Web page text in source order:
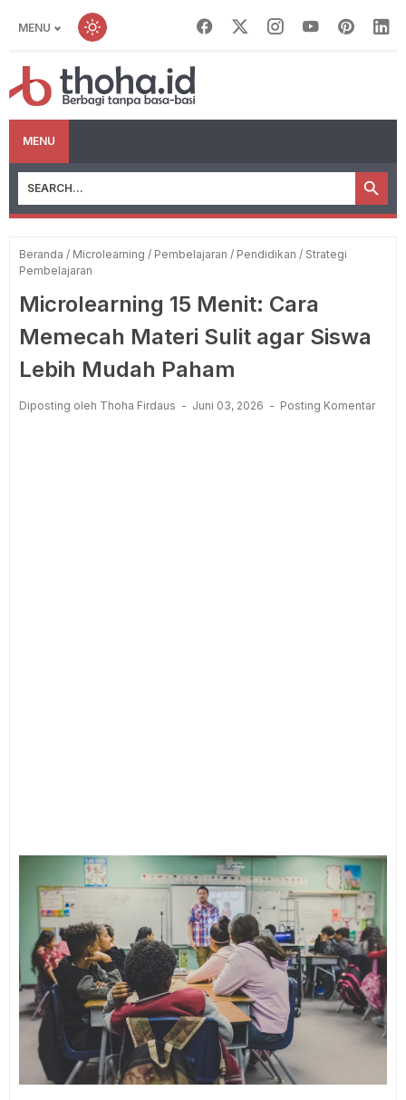
MENU
MENU
Beranda / Microlearning / Pembelajaran / Pendidikan / Strategi
Pembelajaran
Microlearning 15 Menit: Cara
Memecah Materi Sulit agar Siswa
Lebih Mudah Paham
Diposting oleh Thoha Firdaus Juni 03, 2026 Posting Komentar